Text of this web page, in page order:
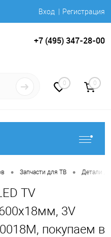
Вход Регистрация
+7 (495) 347-28-00
0 0
• Запчасти для ТВ • Детали
TV
3V
покупаем в